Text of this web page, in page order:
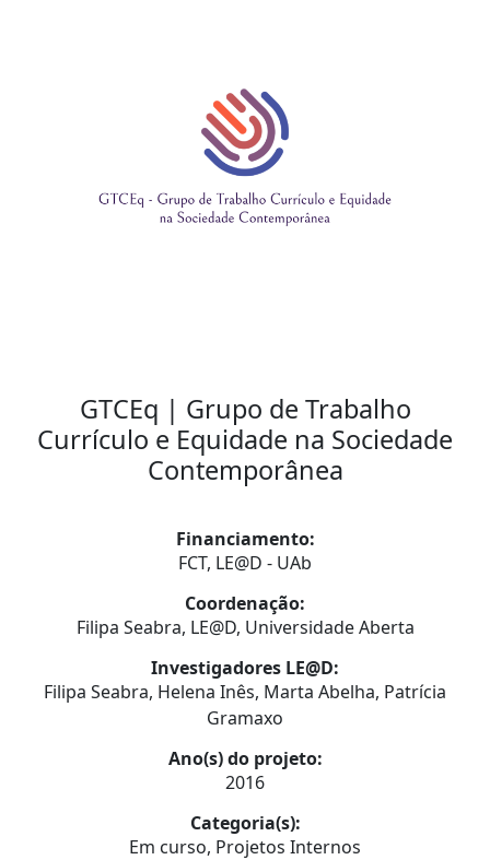
GTCEq | Grupo de Trabalho
Currículo e Equidade na Sociedade
Contemporânea
Financiamento:
FCT, LE@D - UAb
Coordenação:
Filipa Seabra, LE@D, Universidade Aberta
Investigadores LE@D:
Filipa Seabra, Helena Inês, Marta Abelha, Patrícia
Gramaxo
Ano(s) do projeto:
2016
Categoria(s):
Em curso, Projetos Internos